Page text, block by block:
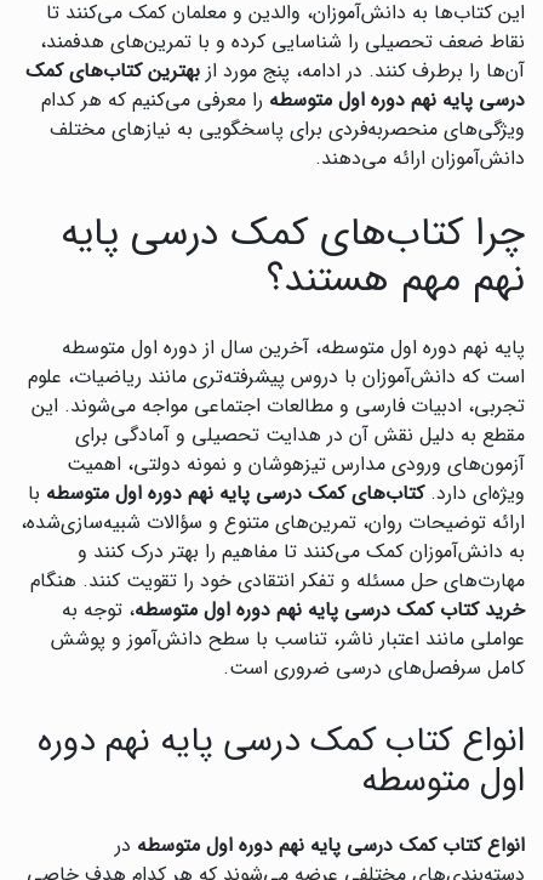
این کتاب‌ها به دانش‌آموزان، والدین و معلمان کمک می‌کنند تا
نقاط ضعف تحصیلی را شناسایی کرده و با تمرین‌های هدفمند،
آن‌ها را برطرف کنند. در ادامه، پنج مورد از بهترین کتاب‌های کمک
درسی پایه نهم دوره اول متوسطه را معرفی می‌کنیم که هر کدام
ویژگی‌های منحصربه‌فردی برای پاسخگویی به نیازهای مختلف
دانش‌آموزان ارائه می‌دهند.
چرا کتاب‌های کمک درسی پایه
نهم مهم هستند؟
پایه نهم دوره اول متوسطه، آخرین سال از دوره اول متوسطه
است که دانش‌آموزان با دروس پیشرفته‌تری مانند ریاضیات، علوم
تجربی، ادبیات فارسی و مطالعات اجتماعی مواجه می‌شوند. این
مقطع به دلیل نقش آن در هدایت تحصیلی و آمادگی برای
آزمون‌های ورودی مدارس تیزهوشان و نمونه دولتی، اهمیت
ویژه‌ای دارد.کتاب‌های کمک درسی پایه نهم دوره اول متوسطه با
ارائه توضیحات روان، تمرین‌های متنوع و سؤالات شبیه‌سازی‌شده،
به دانش‌آموزان کمک می‌کنند تا مفاهیم را بهتر درک کنند و
مهارت‌های حل مسئله و تفکر انتقادی خود را تقویت کنند. هنگام
خرید کتاب کمک درسی پایه نهم دوره اول متوسطه، توجه به
عواملی مانند اعتبار ناشر، تناسب با سطح دانش‌آموز و پوشش
کامل سرفصل‌های درسی ضروری است.
انواع کتاب کمک درسی پایه نهم دوره
اول متوسطه
انواع کتاب کمک درسی پایه نهم دوره اول متوسطه در
دسته‌بندی‌های مختلفی عرضه می‌شوند که هر کدام هدف خاصی